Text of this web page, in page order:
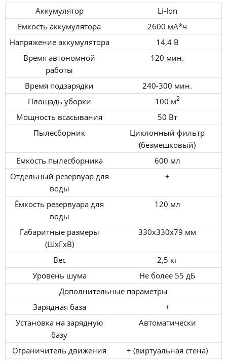
Аккумулятор
Li-Ion
Ёмкость аккумулятора
2600 мА*ч
Напряжение аккумулятора
14,4 В
Время автономной
работы
120 мин.
Время подзарядки
240-300 мин.
Площадь уборки
100 м2
Мощность всасывания
50 Вт
Пылесборник
Циклонный фильтр
(безмешковый)
Ёмкость пылесборника
600 мл
Отдельный резервуар для
воды
+
Ёмкость резервуара для
воды
120 мл
Габаритные размеры
(ШxГxВ)
330x330x79 мм
Вес
2,5 кг
Уровень шума
Не более 55 дБ
Дополнительные параметры
Зарядная база
+
Установка на зарядную
базу
Автоматически
Ограничитель движения
+ (виртуальная стена)